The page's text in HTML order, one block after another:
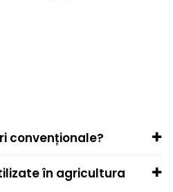
convenționale?
în agricultura